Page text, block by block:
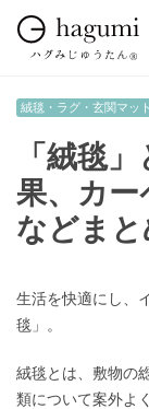
「絨毯
果、カ
などま
絨毯・ラグ・玄関マッ
生活を快適にし、
毯」。
絨毯とは、敷物の
類について案外よ